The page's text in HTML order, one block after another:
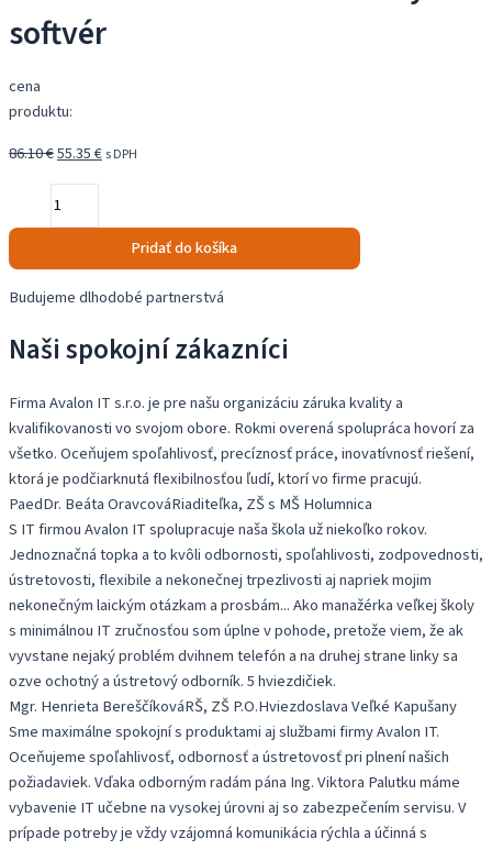
softvér
cena
produktu:
86.10€Pôvodná
bola:
86.10 €.
55.35€Aktuálna
55.35 €.
s DPH
množstvo
Pro
-
softvér
Pridať do košíka
Budujeme dlhodobé partnerstvá
Naši spokojní zákazníci
Firma Avalon IT s.r.o. je pre našu organizáciu záruka kvality a
kvalifikovanosti vo svojom obore. Rokmi overená spolupráca hovorí za
všetko. Oceňujem spoľahlivosť, precíznosť práce, inovatívnosť riešení,
ktorá je podčiarknutá flexibilnosťou ľudí, ktorí vo firme pracujú.
PaedDr. Beáta OravcováRiaditeľka, ZŠ s MŠ Holumnica
S IT firmou Avalon IT spolupracuje naša škola už niekoľko rokov.
Jednoznačná topka a to kvôli odbornosti, spoľahlivosti, zodpovednosti,
ústretovosti, flexibile a nekonečnej trpezlivosti aj napriek mojim
nekonečným laickým otázkam a prosbám... Ako manažérka veľkej školy
s minimálnou IT zručnosťou som úplne v pohode, pretože viem, že ak
vyvstane nejaký problém dvihnem telefón a na druhej strane linky sa
ozve ochotný a ústretový odborník. 5 hviezdičiek.
Mgr. Henrieta BereščíkováRŠ, ZŠ P.O.Hviezdoslava Veľké Kapušany
Sme maximálne spokojní s produktami aj službami firmy Avalon IT.
Oceňujeme spoľahlivosť, odbornosť a ústretovosť pri plnení našich
požiadaviek. Vďaka odborným radám pána Ing. Viktora Palutku máme
vybavenie IT učebne na vysokej úrovni aj so zabezpečením servisu. V
prípade potreby je vždy vzájomná komunikácia rýchla a účinná s